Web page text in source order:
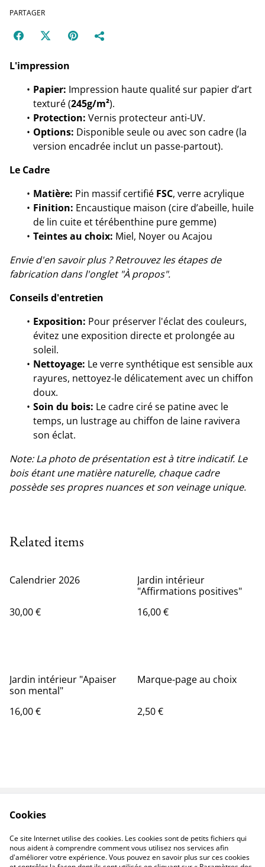
PARTAGER
L'impression
Papier: Impression haute qualité sur papier d’art
texturé (245g/m²).
Protection: Vernis protecteur anti-UV.
Options: Disponible seule ou avec son cadre (la
version encadrée inclut un passe-partout).
Le Cadre
Matière: Pin massif certifié FSC, verre acrylique
Finition: Encaustique maison (cire d’abeille, huile
de lin cuite et térébenthine pure gemme)
Teintes au choix: Miel, Noyer ou Acajou
Envie d'en savoir plus ? Retrouvez les étapes de
fabrication dans l'onglet "À propos".
Conseils d'entretien
Exposition: Pour préserver l'éclat des couleurs,
évitez une exposition directe et prolongée au
soleil.
Nettoyage: Le verre synthétique est sensible aux
rayures, nettoyez-le délicatement avec un chiffon
doux.
Soin du bois: Le cadre ciré se patine avec le
temps, un lustrage au chiffon de laine ravivera
son éclat.
Note: La photo de présentation est à titre indicatif. Le
bois étant une matière naturelle, chaque cadre
possède ses propres nuances et son veinage unique.
Related items
Calendrier 2026
30,00 €
Jardin intérieur
"Affirmations positives"
16,00 €
Jardin intérieur "Apaiser
son mental"
16,00 €
Marque-page au choix
2,50 €
Politique de
confidentialité
Politique de cookies
Cookies
Ce site Internet utilise des cookies. Les cookies sont de petits fichiers qui
nous aident à comprendre comment vous utilisez nos services afin
d'améliorer votre expérience. Vous pouvez en savoir plus sur ces cookies